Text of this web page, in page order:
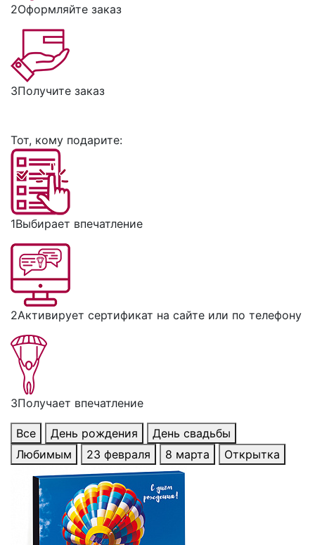
2Оформляйте заказ
3Получите заказ
Тот, кому подарите:
1Выбирает впечатление
2Активирует сертификат на сайте или по телефону
3Получает впечатление
Все День рождения
День свадьбы
Любимым
23 февраля 8 марта Открытка